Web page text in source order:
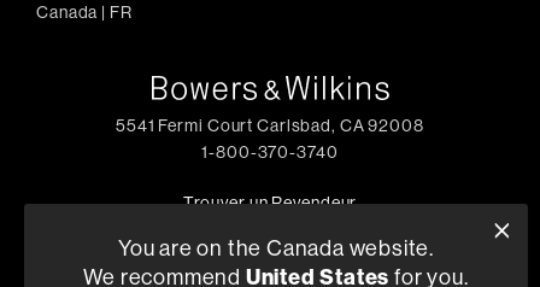
Canada | FR
5541 Fermi Court Carlsbad, CA 92008
1-800-370-3740
Trouver un Revendeur
You are on the Canada website.
We recommend United States for you.